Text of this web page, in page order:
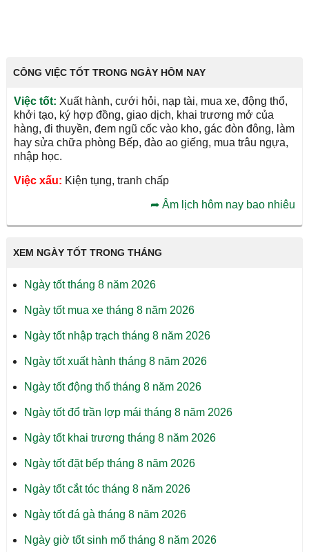
CÔNG VIỆC TỐT TRONG NGÀY HÔM NAY
Việc tốt: Xuất hành, cưới hỏi, nạp tài, mua xe, động thổ,
khởi tạo, ký hợp đồng, giao dịch, khai trương mở của
hàng, đi thuyền, đem ngũ cốc vào kho, gác đòn đông, làm
hay sửa chữa phòng Bếp, đào ao giếng, mua trâu ngựa,
nhập học.
Việc xấu: Kiện tụng, tranh chấp
➦Âm lịch hôm nay bao nhiêu
XEM NGÀY TỐT TRONG THÁNG
Ngày tốt tháng 8 năm 2026
Ngày tốt mua xe tháng 8 năm 2026
Ngày tốt nhập trạch tháng 8 năm 2026
Ngày tốt xuất hành tháng 8 năm 2026
Ngày tốt động thổ tháng 8 năm 2026
Ngày tốt đổ trần lợp mái tháng 8 năm 2026
Ngày tốt khai trương tháng 8 năm 2026
Ngày tốt đặt bếp tháng 8 năm 2026
Ngày tốt cắt tóc tháng 8 năm 2026
Ngày tốt đá gà tháng 8 năm 2026
Ngày giờ tốt sinh mổ tháng 8 năm 2026